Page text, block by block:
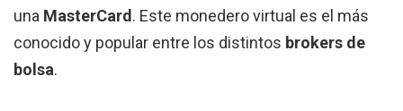
una MasterCard. Este monedero virtual es el más
conocido y popular entre los distintos brokers de
bolsa.